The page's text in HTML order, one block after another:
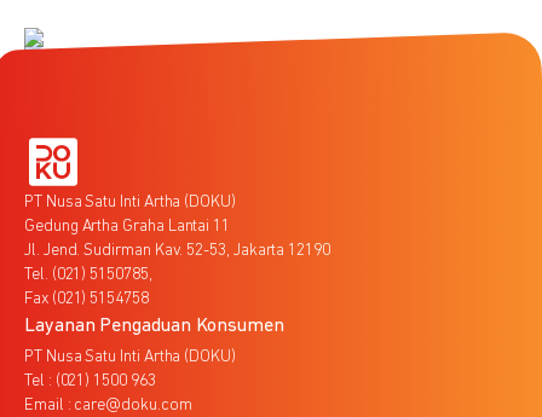
PT Nusa Satu Inti Artha (DOKU)
Gedung Artha Graha Lantai 11
Jl. Jend. Sudirman Kav. 52-53, Jakarta 12190
Tel. (021) 5150785,
Fax (021) 5154758
Layanan Pengaduan Konsumen
PT Nusa Satu Inti Artha (DOKU)
Tel : (021) 1500 963
Email : care@doku.com